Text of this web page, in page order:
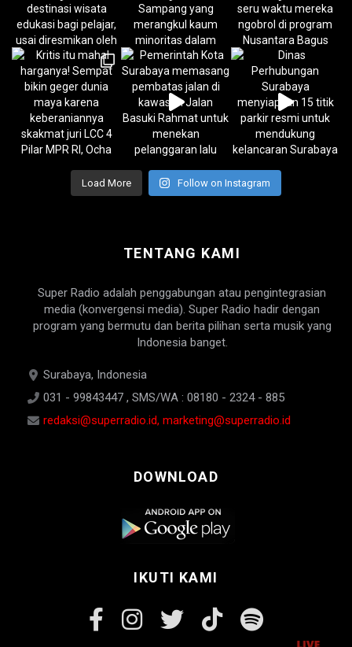
Load More Follow on Instagram
TENTANG KAMI
Super Radio adalah penggabungan atau pengintegrasian
media (konvergensi media). Super Radio hadir dengan
program yang bermutu dan berita pilihan serta musik yang
Indonesia banget.
Surabaya, Indonesia
031 - 99843447 , SMS/WA : 08180 - 2324 - 885
redaksi@superradio.id, marketing@superradio.id
DOWNLOAD
IKUTI KAMI